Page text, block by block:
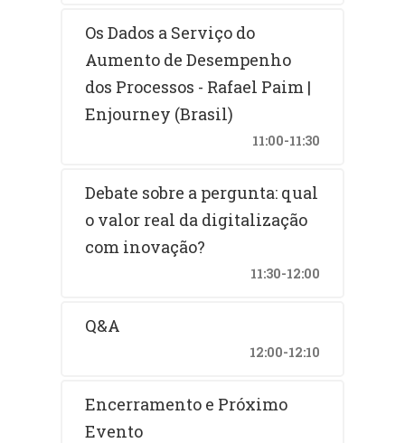
Os Dados a Serviço do
Aumento de Desempenho
dos Processos - Rafael Paim |
Enjourney (Brasil)
11:00-11:30
Debate sobre a pergunta: qual
o valor real da digitalização
com inovação?
11:30-12:00
Q&A
12:00-12:10
Encerramento e Próximo
Evento